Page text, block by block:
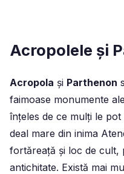
Acropolele și
Acropola și Parthenon
faimoase monumente
înțeles de ce mulți le
deal mare din inima
fortăreață și loc de cult,
antichitate. Există mai